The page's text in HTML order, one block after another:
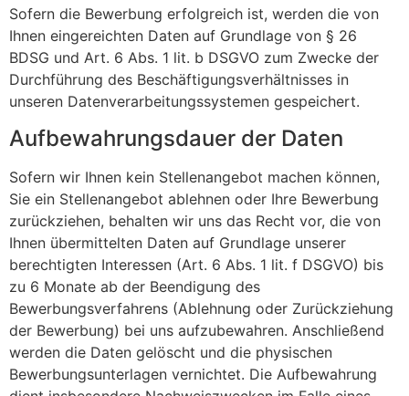
Sofern die Bewerbung erfolgreich ist, werden die von
Ihnen eingereichten Daten auf Grundlage von § 26
BDSG und Art. 6 Abs. 1 lit. b DSGVO zum Zwecke der
Durchführung des Beschäftigungsverhältnisses in
unseren Datenverarbeitungssystemen gespeichert.
Aufbewahrungsdauer der Daten
Sofern wir Ihnen kein Stellenangebot machen können,
Sie ein Stellenangebot ablehnen oder Ihre Bewerbung
zurückziehen, behalten wir uns das Recht vor, die von
Ihnen übermittelten Daten auf Grundlage unserer
berechtigten Interessen (Art. 6 Abs. 1 lit. f DSGVO) bis
zu 6 Monate ab der Beendigung des
Bewerbungsverfahrens (Ablehnung oder Zurückziehung
der Bewerbung) bei uns aufzubewahren. Anschließend
werden die Daten gelöscht und die physischen
Bewerbungsunterlagen vernichtet. Die Aufbewahrung